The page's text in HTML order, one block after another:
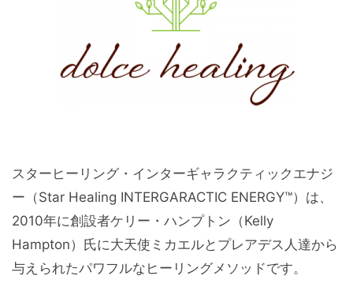
スターヒーリング・インターギャラクティックエナジ
ー（Star Healing INTERGARACTIC ENERGY™）は、
2010年に創設者ケリー・ハンプトン（Kelly
Hampton）氏に大天使ミカエルとプレアデス人達から
与えられたパワフルなヒーリングメソッドです。